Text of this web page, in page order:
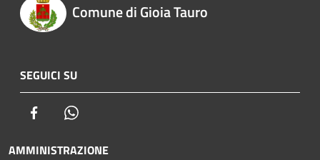
Comune di Gioia Tauro
SEGUICI SU
Facebook
AMMINISTRAZIONE